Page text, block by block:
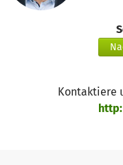
Kontaktiere